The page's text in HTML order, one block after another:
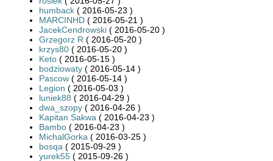
humback ( 2016-05-23 )
MARCINHD ( 2016-05-21 )
JacekCendrowski ( 2016-05-20 )
Grzegorz R ( 2016-05-20 )
krzys80 ( 2016-05-20 )
Keto ( 2016-05-15 )
bodziowaty ( 2016-05-14 )
Pascow ( 2016-05-14 )
Legion ( 2016-05-03 )
luniek88 ( 2016-04-29 )
dwa_szopy ( 2016-04-26 )
Kapitan Sakwa ( 2016-04-23 )
Bambo ( 2016-04-23 )
MichalGorka ( 2016-03-25 )
bosqa ( 2015-09-29 )
yurek55 ( 2015-09-26 )